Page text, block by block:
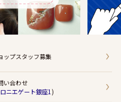
ップスタッフ募集
い合わせ
ニエゲート銀座1 )